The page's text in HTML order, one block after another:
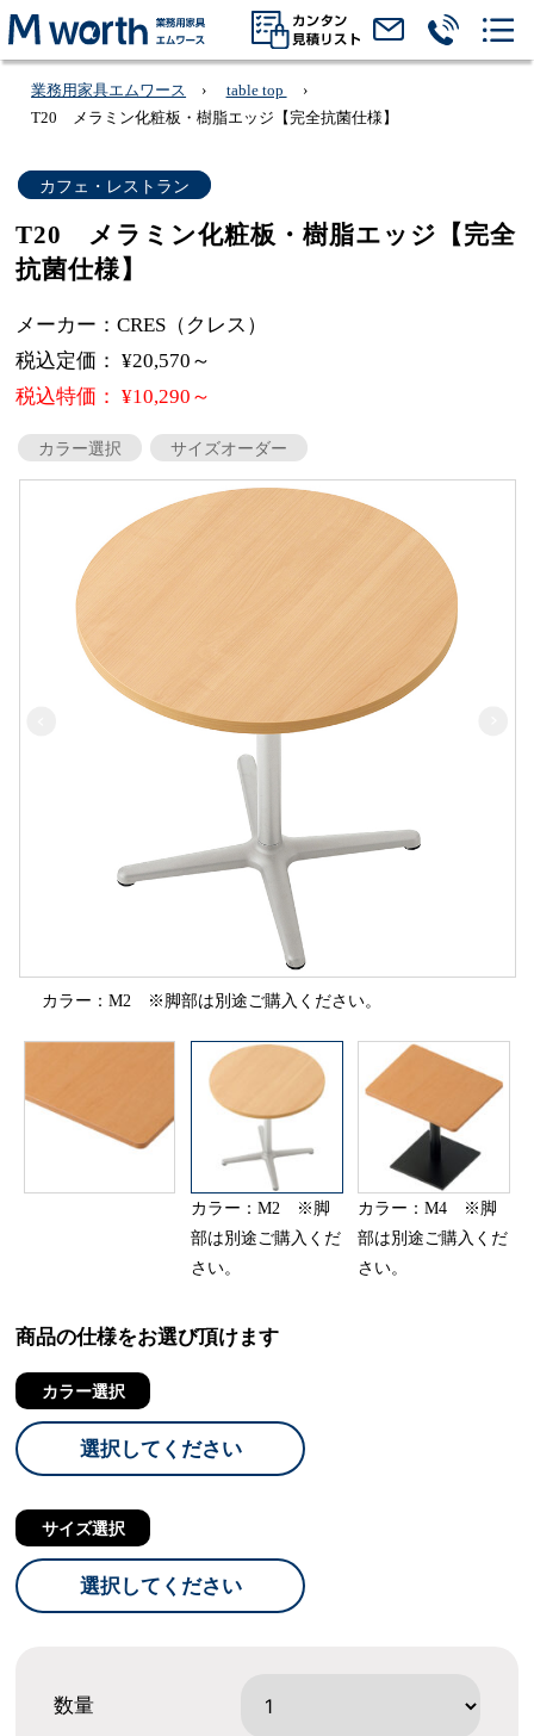
業務用家具エムワース
table top
T20 メラミン化粧板・樹脂エッジ【完全抗菌仕様】
カフェ・レストラン
T20 メラミン化粧板・樹脂エッジ【完全
抗菌仕様】
メーカー：CRES（クレス）
税込定価： ¥20,570～
税込特価： ¥10,290～
カラー選択 サイズオーダー
カラー：M2 ※脚部は別途ご購入ください。
カラー：M2 ※脚
部は別途ご購入くだ
さい。
カラー：M4 ※脚
部は別途ご購入くだ
さい。
商品の仕様をお選び頂けます
カラー選択
選択してください
サイズ選択
選択してください
数量